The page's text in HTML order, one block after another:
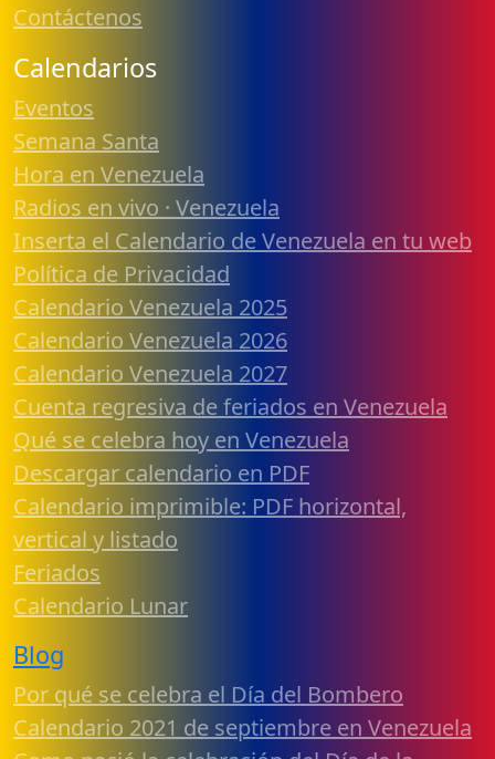
Contáctenos
Calendarios
Eventos
Semana Santa
Hora en Venezuela
Radios en vivo · Venezuela
Inserta el Calendario de Venezuela en tu web
Política de Privacidad
Calendario Venezuela 2025
Calendario Venezuela 2026
Calendario Venezuela 2027
Cuenta regresiva de feriados en Venezuela
Qué se celebra hoy en Venezuela
Descargar calendario en PDF
Calendario imprimible: PDF horizontal,
vertical y listado
Feriados
Calendario Lunar
Blog
Por qué se celebra el Día del Bombero
Calendario 2021 de septiembre en Venezuela